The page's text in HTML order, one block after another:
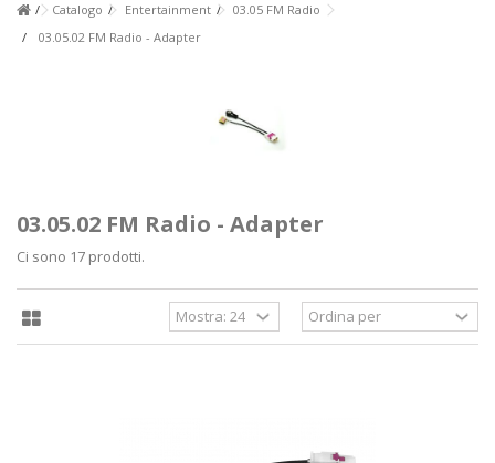
Catalogo Entertainment
03.05 FM Radio
03.05.02 FM Radio - Adapter
03.05.02 FM Radio - Adapter
Ci sono 17 prodotti.